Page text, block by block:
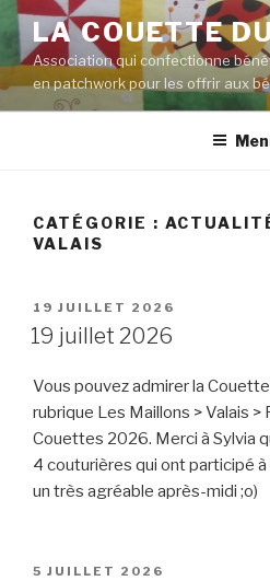
Aller
au
contenu
principal
LA COUETTE
Association qui confectionne
en patchwork pour les offrir aux
CATÉGORIE :
VALAIS
PUBLIÉ
LE
19 JUILLET 2026
19 juillet 2026
Vous pouvez admirer la
rubrique Les Maillons > Valais
Couettes 2026. Merci à Sylvia
4 couturières qui ont participé
un très agréable après-midi ;o)
PUBLIÉ
5 JUILLET 2026